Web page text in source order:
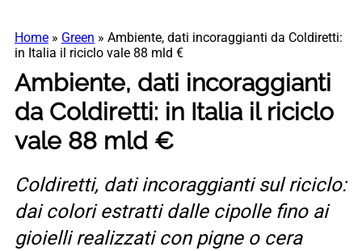
Home » Green » Ambiente, dati incoraggianti da Coldiretti:
in Italia il riciclo vale 88 mld €
Ambiente, dati incoraggianti
da Coldiretti: in Italia il riciclo
vale 88 mld €
Coldiretti, dati incoraggianti sul riciclo:
dai colori estratti dalle cipolle fino ai
gioielli realizzati con pigne o cera